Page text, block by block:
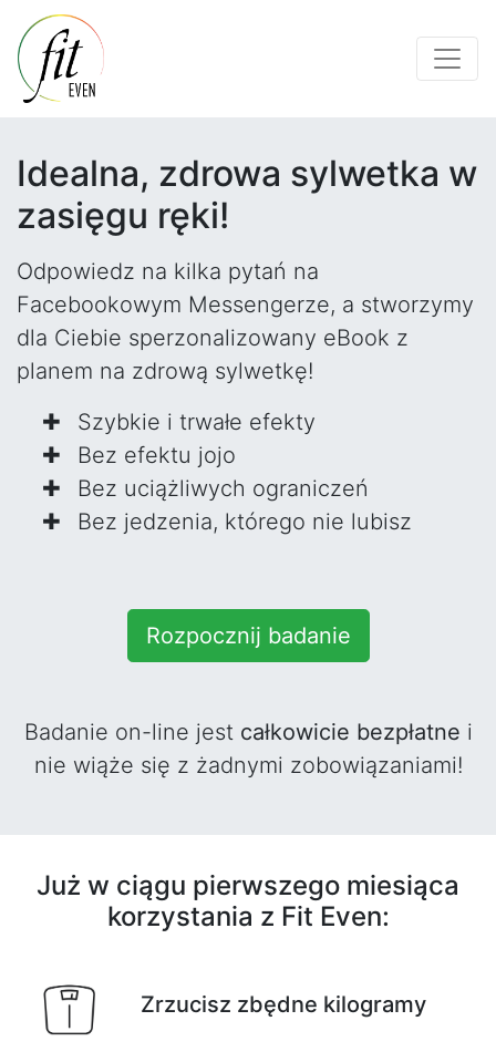
Idealna, zdrowa sylwetka w
zasięgu ręki!
Odpowiedz na kilka pytań na
Facebookowym Messengerze, a stworzymy
dla Ciebie sperzonalizowany eBook z
planem na zdrową sylwetkę!
Szybkie i trwałe efekty
Bez efektu jojo
Bez uciążliwych ograniczeń
Bez jedzenia, którego nie lubisz
Rozpocznij badanie
Badanie on-line jest całkowicie bezpłatne i
nie wiąże się z żadnymi zobowiązaniami!
Już w ciągu pierwszego miesiąca
korzystania z Fit Even:
Zrzucisz zbędne kilogramy